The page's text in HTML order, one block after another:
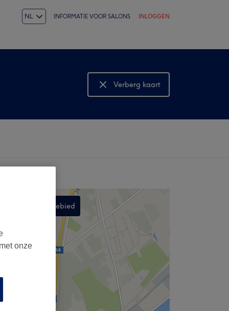
NL INFORMATIE VOOR SALONS INLOGGEN
Verberg kaart
Bekijk kaart
Zoek in dit gebied
onze